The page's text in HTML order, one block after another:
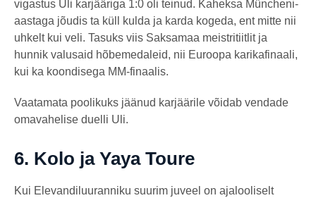
vigastus Uli karjääriga 1:0 oli teinud. Kaheksa Müncheni-
aastaga jõudis ta küll kulda ja karda kogeda, ent mitte nii
uhkelt kui veli. Tasuks viis Saksamaa meistritiitlit ja
hunnik valusaid hõbemedaleid, nii Euroopa karikafinaali,
kui ka koondisega MM-finaalis.
Vaatamata poolikuks jäänud karjäärile võidab vendade
omavahelise duelli Uli.
6. Kolo ja Yaya Toure
Kui Elevandiluuranniku suurim juveel on ajalooliselt